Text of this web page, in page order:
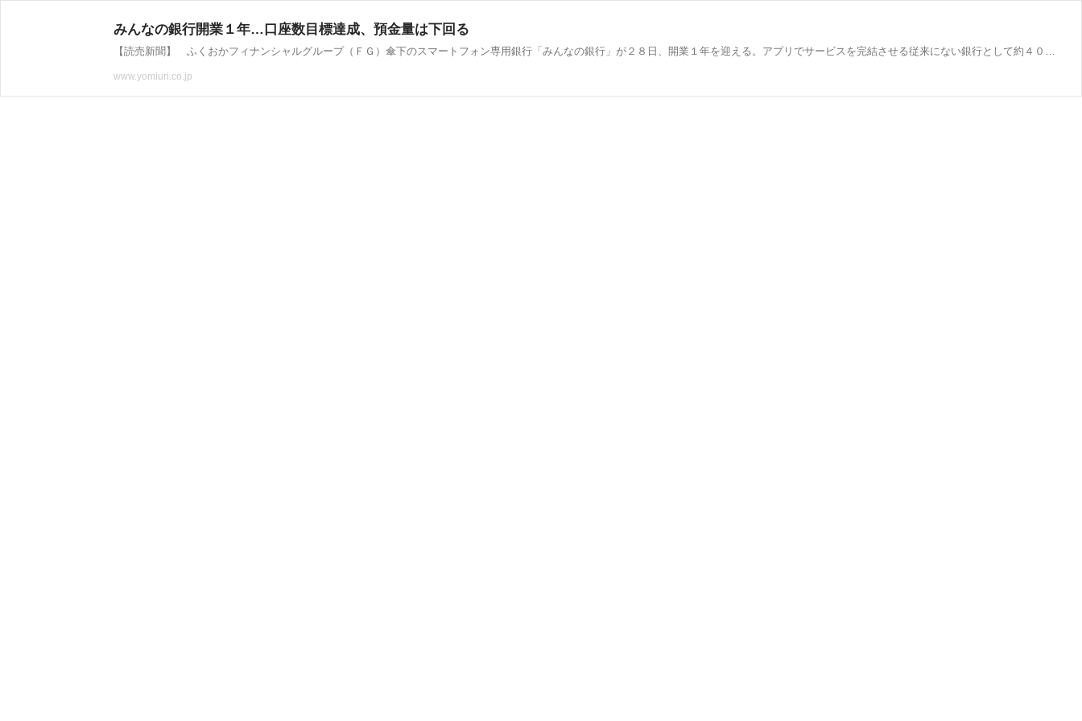
みんなの銀行開業１年…口座数目標達成、預金量は下回る
【読売新聞】 ふくおかフィナンシャルグループ（ＦＧ）傘下のスマートフォン専用銀行「みんなの銀行」が２８日、開業１年を迎える。アプリでサービスを完結させる従来にない銀行として約４０万件の口座を獲得したが、預金量は目標を大きく下回った。
www.yomiuri.co.jp